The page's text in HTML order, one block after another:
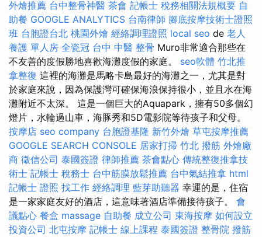
外燴推薦 台中整骨神醫 茶會 記帳士 稅務相關法規概要 自
助餐 GOOGLE ANALYTICS 台南律師 腳底按摩技術士證照
班 台胞證台北 桃園外燴 經絡調理證照 local seo de 老人
養護 單人房 全瓷冠 台中 中醫 整骨 Muro非常適合那些在
不友善的度假勝地喜歡海灘度假的家庭。 seo軟體 竹北推
拿整復 這裡的海灘是馬略卡島最好的海灘之一，尤其是對
於家庭來說，因為保護灣可確保海浪保持很小，並且水在海
灘附近不太深。 這是一個巨大的Aquapark，擁有50多個幻
燈片，水輪過山車，海豚秀和5D電影院等待孩子和父母。
按摩店 seo company 台胞證基隆 新竹外燴 草屯按摩推薦
GOOGLE SEARCH CONSOLE 居家打掃 竹北 撥筋 外燴廠
商 徵信公司 泰國簽證 律師推薦 茶會點心 傳統整復推拿技
術士 記帳士 稅務士 台中筋膜放鬆推薦 台中氣結推拿 html
記帳士 證照 找工作 經絡調理 藍芽助聽器 幸運的是，住宿
是一家家庭友好的酒店，這意味著酒店準備接待孩子。 會
議點心 餐盒 massage 自助餐 成立公司 東海按摩 如何設立
投資公司 北屯按摩 記帳士 線上課程 泰國簽證 整骨院 撥筋